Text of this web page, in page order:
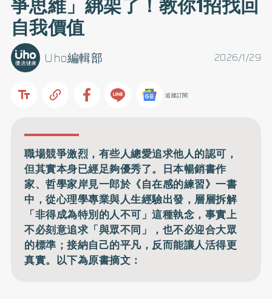
自我價值
2026/1/29
Uho編輯部
追蹤訂閱
職場競爭激烈，有些人總愛追求他人的認可，
但其實本身已經足夠優秀了。日本暢銷書作
家、哲學家岸見一郎於《自在感的練習》一書
中，從心理學專業與人生經驗出發，層層拆解
「非得成為特別的人不可」這種執念，事實上
不必刻意追求「與眾不同」，也不必迎合大眾
的標準；接納自己的平凡，反而能讓人活得更
真實。以下為原書摘文：